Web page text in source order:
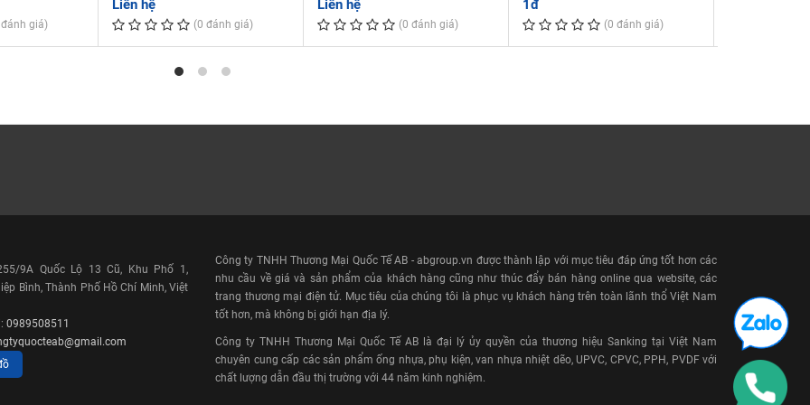
ĐIỆN
đánh giá)
Liên hệ
(0 đánh giá)
Liên hệ
(0 đánh giá)
1đ
(0 đánh giá)
9A Quốc Lộ 13 Cũ, Khu Phố 1,
Bình, Thành Phố Hồ Chí Minh, Việt
0989508511
Công ty TNHH Thương Mại Quốc Tế AB - abgroup.vn được thành lập với mục tiêu đáp ứng tốt hơn các
nhu cầu về giá và sản phẩm của khách hàng cũng như thúc đẩy bán hàng online qua website, các
trang thương mại điện tử. Mục tiêu của chúng tôi là phục vụ khách hàng trên toàn lãnh thổ Việt Nam
tốt hơn, mà không bị giới hạn địa lý.
Công ty TNHH Thương Mại Quốc Tế AB là đại lý ủy quyền của thương hiệu Sanking tại Việt Nam
chuyên cung cấp các sản phẩm ống nhựa, phụ kiện, van nhựa nhiệt dẽo, UPVC, CPVC, PPH, PVDF với
chất lượng dẫn đầu thị trường với 44 năm kinh nghiệm.